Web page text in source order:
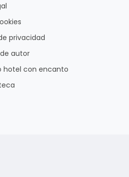
privacidad
autor
hotel con encanto